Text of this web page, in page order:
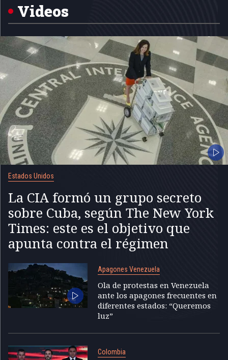
Videos
Estados Unidos
La CIA formó un grupo secreto
sobre Cuba, según The New York
Times: este es el objetivo que
apunta contra el régimen
Apagones Venezuela
Ola de protestas en Venezuela
ante los apagones frecuentes en
diferentes estados: “Queremos
luz”
Colombia